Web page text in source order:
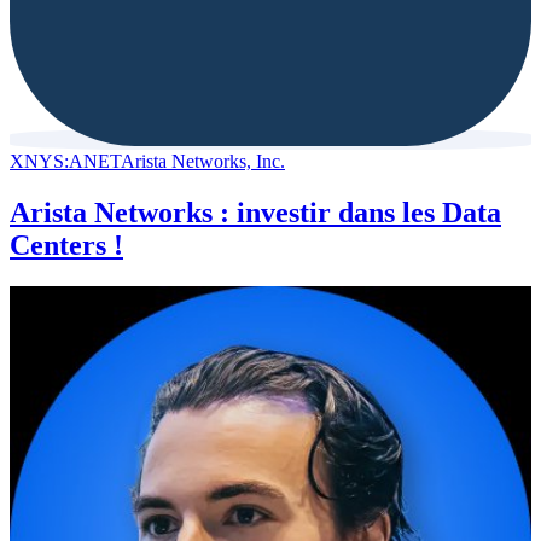
XNYS:ANETArista Networks, Inc.
Arista Networks : investir dans les Data
Centers !